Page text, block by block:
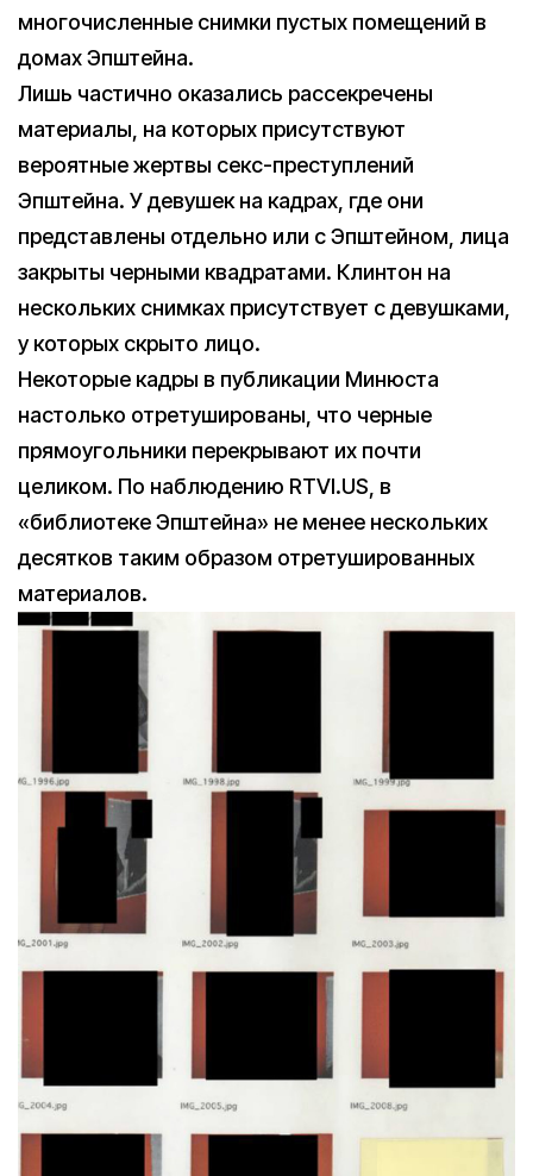
многочисленные снимки пустых помещений в
домах Эпштейна.
Лишь частично оказались рассекречены
материалы, на которых присутствуют
вероятные жертвы секс-преступлений
Эпштейна. У девушек на кадрах, где они
представлены отдельно или с Эпштейном, лица
закрыты черными квадратами. Клинтон на
нескольких снимках присутствует с девушками,
у которых скрыто лицо.
Некоторые кадры в публикации Минюста
настолько отретушированы, что черные
прямоугольники перекрывают их почти
целиком. По наблюдению RTVI.US, в
«библиотеке Эпштейна» не менее нескольких
десятков таким образом отретушированных
материалов.